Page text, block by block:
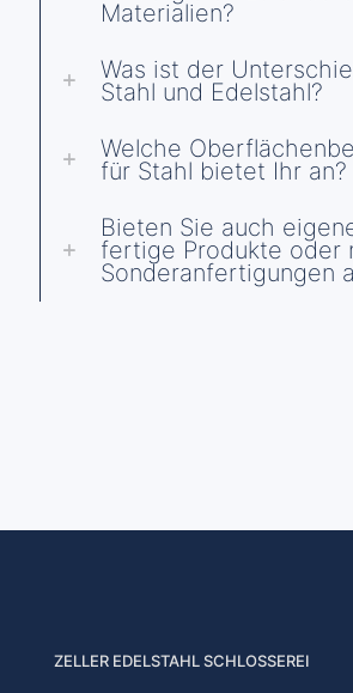
Materialien?
Was ist der
Stahl und Edelstahl?
Welche
für Stahl bietet Ihr an?
Bieten Sie auch
fertige Produkte oder
Sonderanfertigungen
ZELLER EDELSTAHL SCHLOSSEREI